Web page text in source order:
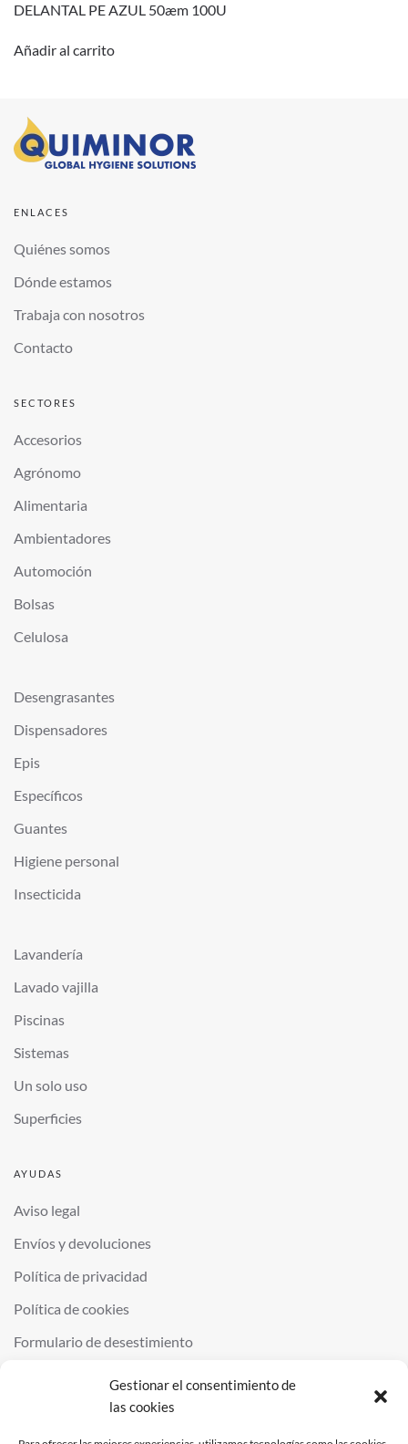
Gestionar el consentimiento de
las cookies
DELANTAL PE AZUL 50æm 100U
Añadir al carrito
ENLACES
Quiénes somos
Dónde estamos
Trabaja con nosotros
Contacto
SECTORES
Accesorios
Agrónomo
Alimentaria
Ambientadores
Automoción
Bolsas
Celulosa
Desengrasantes
Dispensadores
Epis
Específicos
Guantes
Higiene personal
Insecticida
Lavandería
Lavado vajilla
Piscinas
Sistemas
Un solo uso
Superficies
AYUDAS
Aviso legal
Envíos y devoluciones
Política de privacidad
Política de cookies
Formulario de desestimiento
QUIMINOR SL. ALL RIGHTS RESERVED.